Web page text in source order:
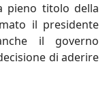
pieno titolo della
il presidente
il governo
di aderire